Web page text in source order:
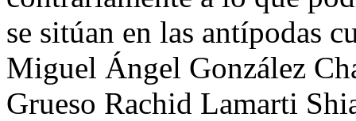
se sitúan en las antípodas
Miguel Ángel González
Grueso Rachid Lamarti